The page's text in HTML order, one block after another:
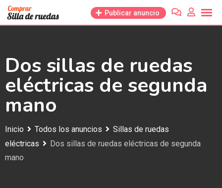
Saltar
Publicar anuncio
Dos sillas de ruedas
eléctricas de segunda
mano
Inicio Todos los anuncios
Sillas de ruedas
eléctricas
Dos sillas de ruedas eléctricas de segunda
mano